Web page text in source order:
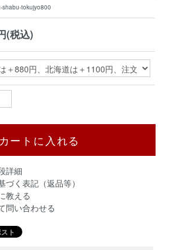
shabu-tokujyo800
(税込)
詳細
づく表記（返品等）
教える
問い合わせる